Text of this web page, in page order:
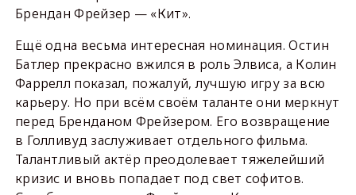
Брендан Фрейзер — «Кит».
Ещё одна весьма интересная номинация. Остин
Батлер прекрасно вжился в роль Элвиса, а Колин
Фаррелл показал, пожалуй, лучшую игру за всю
карьеру. Но при всём своём таланте они меркнут
перед Бренданом Фрейзером. Его возвращение
в Голливуд заслуживает отдельного фильма.
Талантливый актёр преодолевает тяжелейший
кризис и вновь попадает под свет софитов.